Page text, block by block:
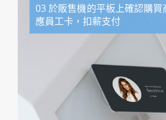
03 於販售機的平板上確認購
應員工卡，扣薪支付